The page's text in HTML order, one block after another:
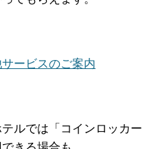
ービスのご案内
ルでは「コインロッカー